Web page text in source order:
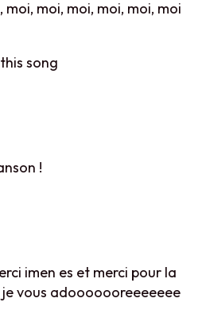
moi, moi, moi, moi, moi, moi
song
!
imen es et merci pour la
vous adooooooreeeeeee